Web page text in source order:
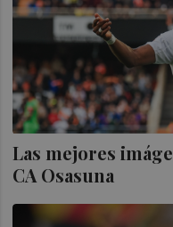
Las mejores
CA Osasuna